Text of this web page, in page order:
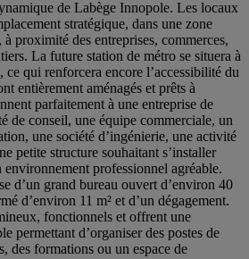
de Labège Innopole. Les locaux
stratégique, dans une zone
à proximité des entreprises, commerces,
La future station de métro se situera à
ce qui renforcera encore l’accessibilité du
entièrement aménagés et prêts à
parfaitement à une entreprise de
de conseil, une équipe commerciale, un
une société d’ingénierie, une activité
petite structure souhaitant s’installer
environnement professionnel agréable.
d’un grand bureau ouvert d’environ 40
d’environ 11 m² et d’un dégagement.
fonctionnels et offrent une
permettant d’organiser des postes de
des formations ou un espace de